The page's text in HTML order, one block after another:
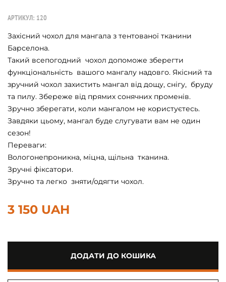
АРТИКУЛ: 120
Захісний чохол для мангала з тентованої тканини
Барселона.
Такий всепогодний чохол допоможе зберегти
функціональність вашого мангалу надовго. Якісний та
зручний чохол захистить мангал від дощу, снігу, бруду
та пилу. Збереже від прямих сонячних променів.
Зручно зберегати, коли мангалом не користуєтесь.
Завдяки цьому, мангал буде слугувати вам не один
сезон!
Переваги:
Вологонепроникна, міцна, щільна тканина.
Зручні фіксатори.
Зручно та легко зняти/одягти чохол.
3 150 UAH
ДОДАТИ ДО КОШИКА